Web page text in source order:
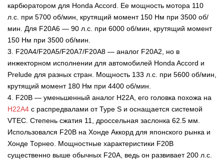
карбюратором для Honda Accord. Ее мощность мотора 110
л.с. при 5700 об/мин, крутящий момент 150 Нм при 3500 об/
мин. Для F20A6 — 90 л.с. при 6000 об/мин, крутящий момент
150 Нм при 3500 об/мин.
3. F20A4/F20A5/F20A7/F20A8 — аналог F20A2, но в
инжекторном исполнении для автомобилей Honda Accord и
Prelude для разных стран. Мощность 133 л.с. при 5600 об/мин,
крутящий момент 180 Нм при 4400 об/мин.
4. F20B — уменьшенный аналог H22A, его головка похожа на
H22A4 с распредвалами от Type S и оснащается системой
VTEC. Степень сжатия 11, дроссельная заслонка 62.5 мм.
Использовался F20B на Хонде Аккорд для японского рынка и
Хонде Торнео. Мощностные характеристики F20B
существенно выше обычных F20A, ведь он развивает 200 л.с.